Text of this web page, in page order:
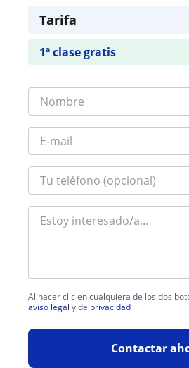
Tarifa
1ª clase gratis
Al hacer clic en cualquiera de los dos
aviso legal y de privacidad
Contactar